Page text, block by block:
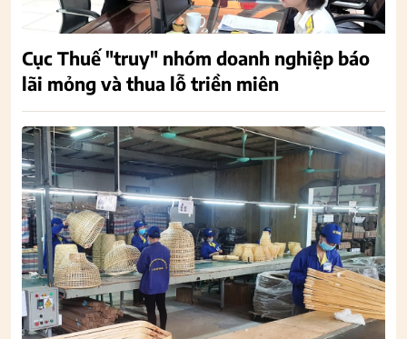
Cục Thuế "truy" nhóm doanh nghiệp báo
lãi mỏng và thua lỗ triền miên